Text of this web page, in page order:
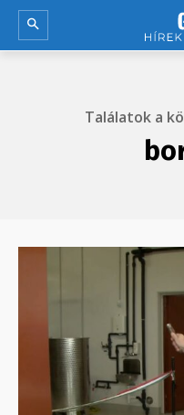
Találatok a